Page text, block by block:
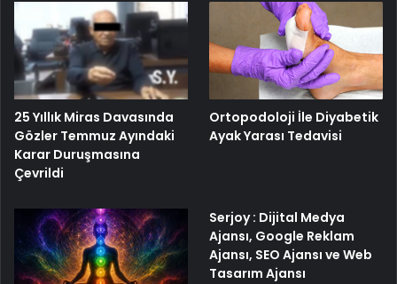
25 Yıllık Miras Davasında
Gözler Temmuz Ayındaki
Karar Duruşmasına
Çevrildi
Ortopodoloji İle Diyabetik
Ayak Yarası Tedavisi
Serjoy : Dijital Medya
Ajansı, Google Reklam
Ajansı, SEO Ajansı ve Web
Tasarım Ajansı